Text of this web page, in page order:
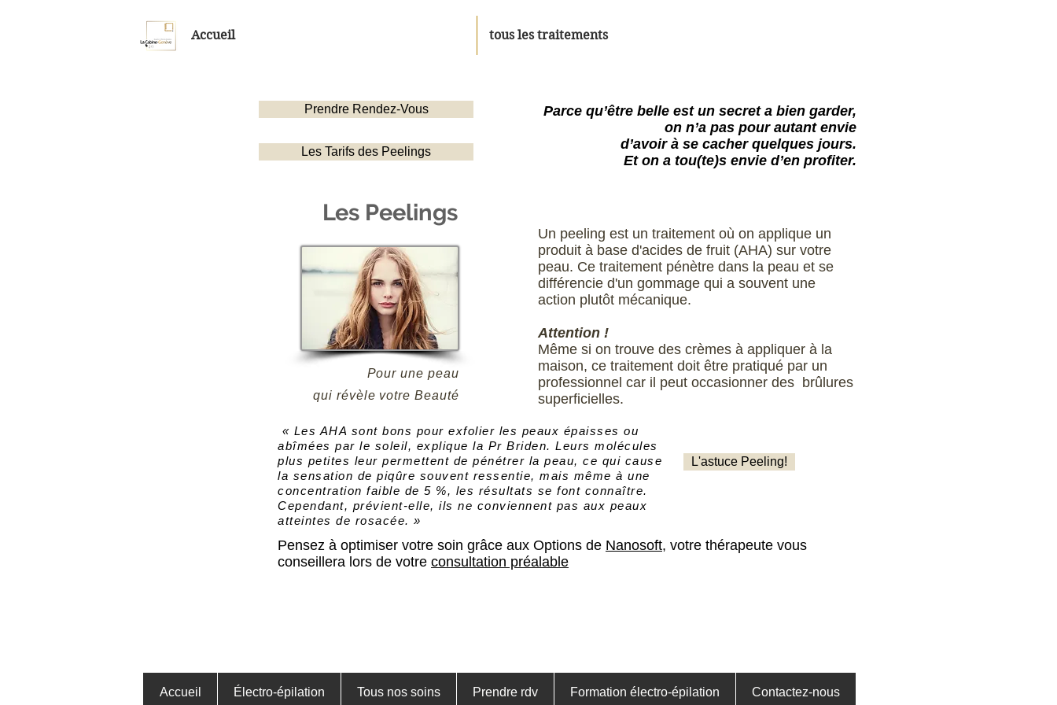
Accueil tous les traitements
Prendre Rendez-Vous
Les Tarifs des Peelings
Parce qu’être belle est un secret a bien garder,
on n’a pas pour autant envie
d’avoir à se cacher quelques jours.
Et on a tou(te)s envie d’en profiter.
Les Peelings
Pour une peau
qui révèle votre Beauté
Un peeling est un traitement où on applique un
produit à base d'acides de fruit (AHA) sur votre
peau. Ce traitement pénètre dans la peau et se
différencie d'un gommage qui a souvent une
action plutôt mécanique.
Attention !
Même si on trouve des crèmes à appliquer à la
maison, ce traitement doit être pratiqué par un
professionnel car il peut occasionner des brûlures
superficielles.
​ « Les AHA sont bons pour exfolier les peaux épaisses ou
abîmées par le soleil, explique la Pr Briden. Leurs molécules
plus petites leur permettent de pénétrer la peau, ce qui cause
la sensation de piqûre souvent ressentie, mais même à une
concentration faible de 5 %, les résultats se font connaître.
Cependant, prévient-elle, ils ne conviennent pas aux peaux
atteintes de rosacée. »
L'astuce Peeling!
Pensez à optimiser votre soin grâce aux Options de Nanosoft, votre thérapeute vous
conseillera lors de votre consultation préalable
Accueil Électro-épilation Tous nos soins Prendre rdv Formation électro-épilation Contactez-nous